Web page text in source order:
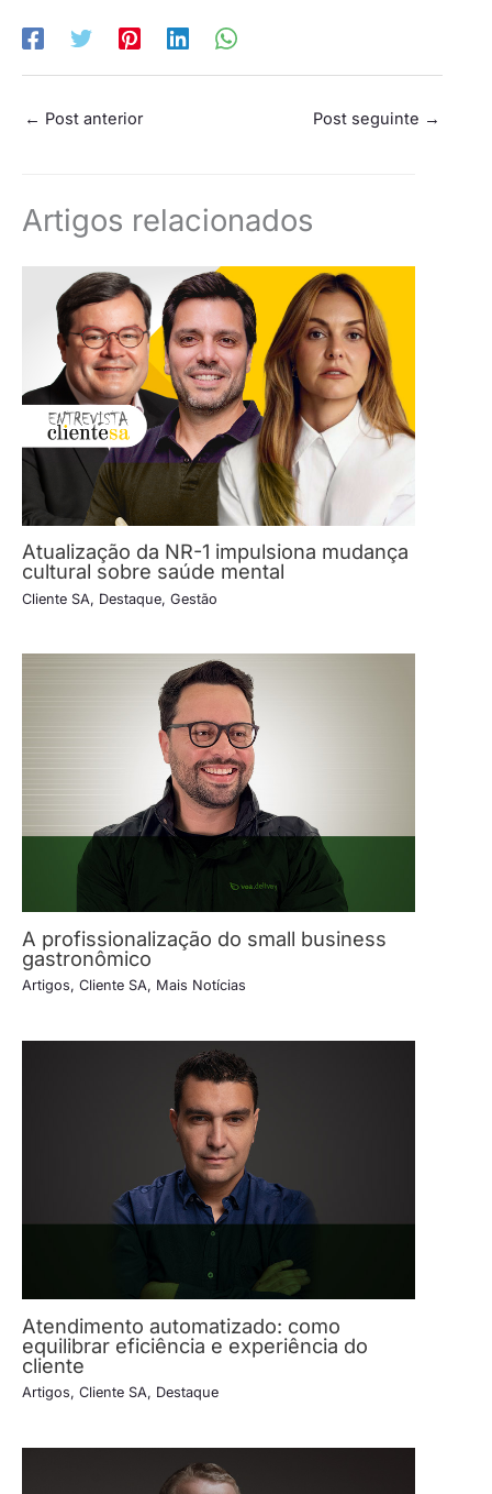
← Post anterior Post seguinte →
Artigos relacionados
Atualização da NR-1 impulsiona mudança
cultural sobre saúde mental
Cliente SA, Destaque, Gestão
A profissionalização do small business
gastronômico
Artigos, Cliente SA, Mais Notícias
Atendimento automatizado: como
equilibrar eficiência e experiência do
cliente
Artigos, Cliente SA, Destaque